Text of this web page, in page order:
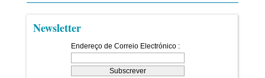
Newsletter